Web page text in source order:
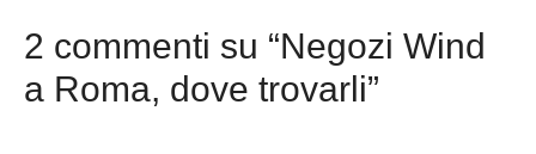
2 commenti su “Negozi Wind
a Roma, dove trovarli”